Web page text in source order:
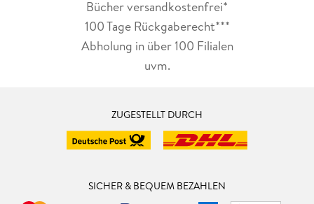
Bücher versandkostenfrei*
100 Tage Rückgaberecht***
Abholung in über 100 Filialen
uvm.
ZUGESTELLT DURCH
SICHER & BEQUEM BEZAHLEN